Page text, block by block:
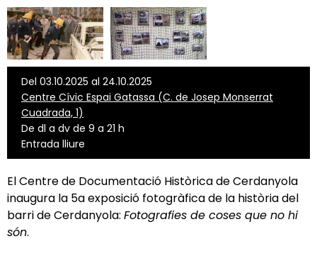
Del 03.10.2025 al 24.10.2025
Centre Cívic Espai Gatassa (C. de Josep Monserrat
Cuadrada, 1)
De dl a dv de 9 a 21 h
Entrada lliure
El Centre de Documentació Històrica de Cerdanyola
inaugura la 5a exposició fotogràfica de la història del
barri de Cerdanyola: Fotografies de coses que no hi
són.